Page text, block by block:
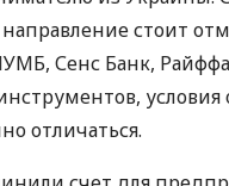
стоит
Сенс Банк,
условия
отличаться.